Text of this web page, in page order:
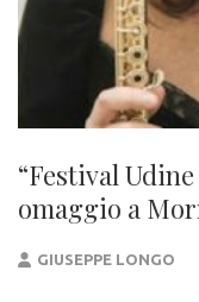
“Festival
omaggio a
GIUSEPPE LONGO